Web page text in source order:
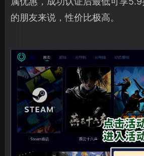
的朋友来说，性价比极高。